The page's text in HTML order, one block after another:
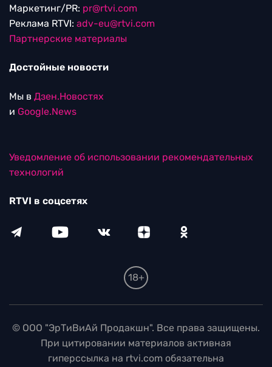
Маркетинг/PR: pr@rtvi.com
Реклама RTVI: adv-eu@rtvi.com
Партнерские материалы
Достойные новости
Мы в Дзен.Новостях
и Google.News
Уведомление об использовании рекомендательных
технологий
RTVI в соцсетях
18+
© ООО "ЭрТиВиАй Продакшн". Все права защищены.
При цитировании материалов активная
гиперссылка на rtvi.com обязательна